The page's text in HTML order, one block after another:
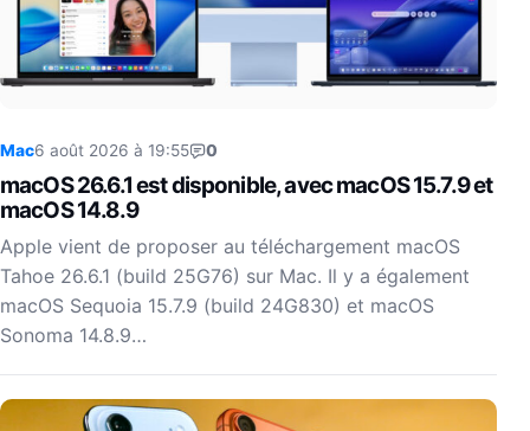
Mac6 août 2026 à 19:55 0
macOS 26.6.1 est disponible, avec macOS 15.7.9 et
macOS 14.8.9
Apple vient de proposer au téléchargement macOS
Tahoe 26.6.1 (build 25G76) sur Mac. Il y a également
macOS Sequoia 15.7.9 (build 24G830) et macOS
Sonoma 14.8.9…